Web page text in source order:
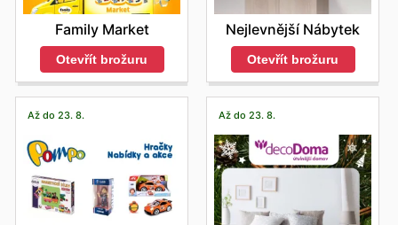
Family Market
Otevřít brožuru
Nejlevnější Nábytek
Otevřít brožuru
Až do 23. 8. Až do 23. 8.